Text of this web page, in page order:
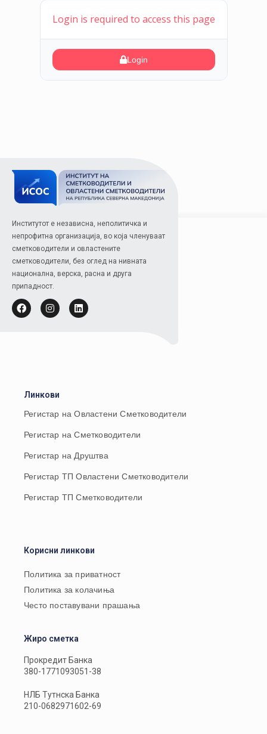
Login is required to access this page
Login
Институтот е независна, неполитичка и
непрофитна организација, во која членуваат
сметководители и овластените
сметководители, без оглед на нивната
национална, верска, расна и друга
припадност.
Линкови
Регистар на Овластени Сметководители
Регистар на Сметководители
Регистар на Друштва
Регистар ТП Овластени Сметководители
Регистар ТП Сметководители
Корисни линкови
Политика за приватност
Политика за колачиња
Често поставувани прашања
Жиро сметка
Прокредит Банка
380-1771093051-38
НЛБ Тутнска Банка
210-0682971602-69